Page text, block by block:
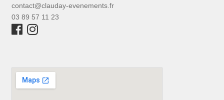
contact@clauday-evenements.fr
03 89 57 11 23